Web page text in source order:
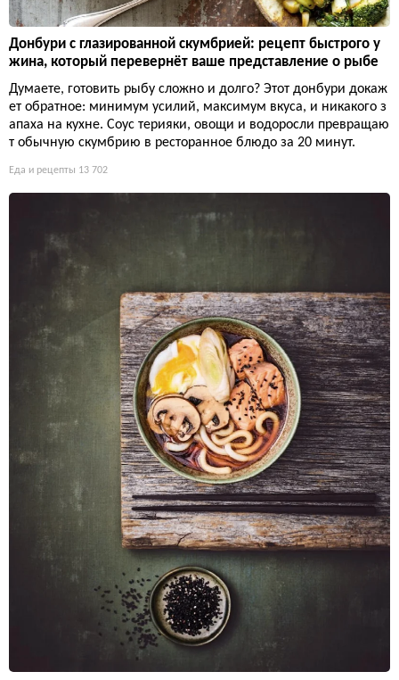
Донбури с глазированной скумбрией: рецепт быстрого у
жина, который перевернёт ваше представление о рыбе
Думаете, готовить рыбу сложно и долго? Этот донбури докаж
ет обратное: минимум усилий, максимум вкуса, и никакого з
апаха на кухне. Соус терияки, овощи и водоросли превращаю
т обычную скумбрию в ресторанное блюдо за 20 минут.
Еда и рецепты 13 702